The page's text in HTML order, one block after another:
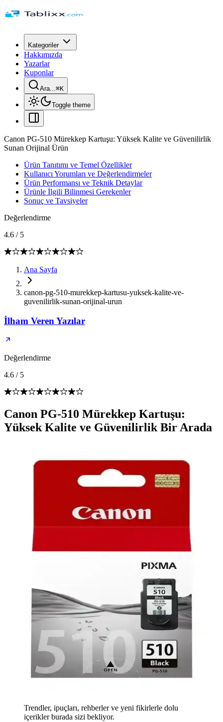
Kategoriler
Hakkımızda
Yazarlar
Kuponlar
Ara...⌘K
Toggle theme
Canon PG-510 Mürekkep Kartuşu: Yüksek Kalite ve Güvenilirlik
Sunan Orijinal Ürün
Ürün Tanıtımı ve Temel Özellikler
Kullanıcı Yorumları ve Değerlendirmeler
Ürün Performansı ve Teknik Detaylar
Ürünle İlgili Bilinmesi Gerekenler
Sonuç ve Tavsiyeler
Değerlendirme
4.6 / 5
Ana Sayfa
canon-pg-510-murekkep-kartusu-yuksek-kalite-ve-
guvenilirlik-sunan-orijinal-urun
İlham Veren Yazılar
Değerlendirme
4.6 / 5
Canon PG-510 Mürekkep Kartuşu:
Yüksek Kalite ve Güvenilirlik Bir Arada
Trendler, ipuçları, rehberler ve yeni fikirlerle dolu
içerikler burada sizi bekliyor.